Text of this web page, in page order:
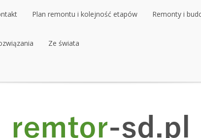
Plan remontu i kolejność etapów
Plan remontu i kolejność etapów
Remonty i
Ze świata